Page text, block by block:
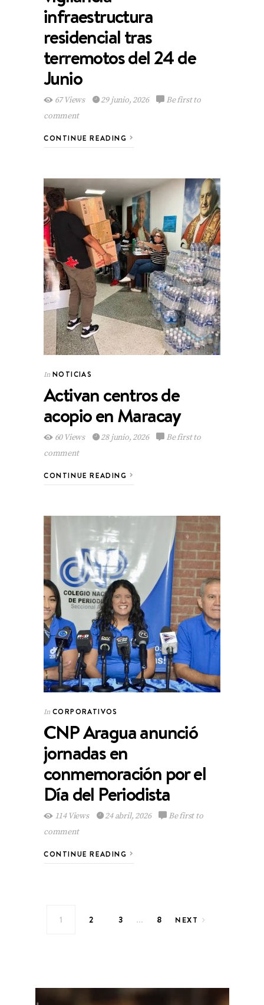
infraestructura
residencial tras
terremotos del 24 de
Junio
67 Views 29 junio, 2026
Be first to
comment
CONTINUE READING
In NOTICIAS
Activan centros de
acopio en Maracay
60 Views 28 junio, 2026
Be first to
comment
CONTINUE READING
In CORPORATIVOS
CNP Aragua anunció
jornadas en
conmemoración por el
Día del Periodista
114 Views 24 abril, 2026
Be first to
comment
CONTINUE READING
1 2 3 … 8 NEXT